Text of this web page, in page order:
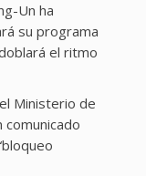
Un ha
su programa
el ritmo
Ministerio de